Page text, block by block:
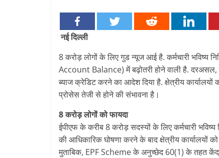
नई दिल्ली
8 करोड़ लोगों के लिए गुड न्यूज आई है. कर्मचारी भविष्य
Account Balance) में बढ़ोतरी होने वाली है.
ब्याज क्रेडिट करने का आदेश दिया है. क्षेत्रीय
प्रोसेस तेजी से होने की संभावना है।
8 करोड़ लोगों को फायदा
ईपीएफ के करीब 8 करोड़ सदस्यों के लिए कर्मचारी
की आधिकारिक घोषणा करने के बाद क्षेत्रीय कार्यालयों
मुताबिक, EPF Scheme के अनुच्छेद 60(1) के तहत